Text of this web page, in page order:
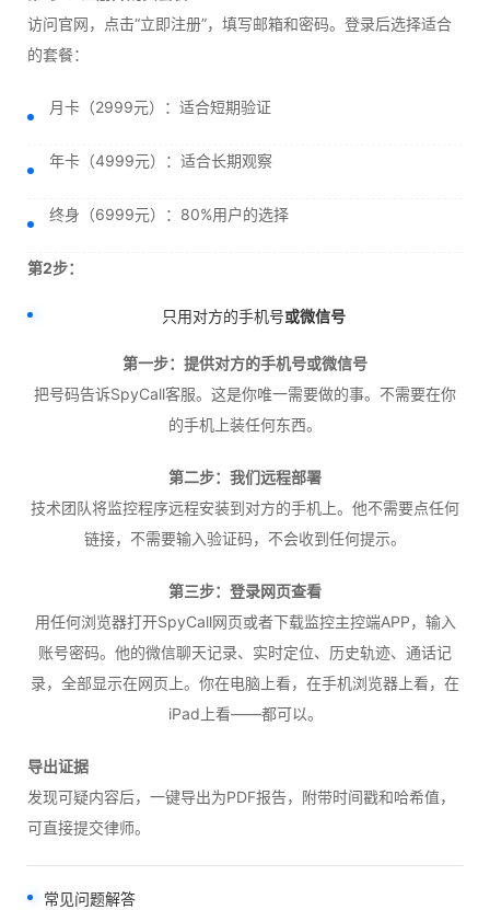
访问官网，点击“立即注册”，填写邮箱和密码。登录后选择适合
的套餐：
月卡（2999元）：适合短期验证
年卡（4999元）：适合长期观察
终身（6999元）：80%用户的选择
第2步：
只用对方的手机号或微信号
第一步：提供对方的手机号或微信号
把号码告诉SpyCall客服。这是你唯一需要做的事。不需要在你
的手机上装任何东西。
第二步：我们远程部署
技术团队将监控程序远程安装到对方的手机上。他不需要点任何
链接，不需要输入验证码，不会收到任何提示。
第三步：登录网页查看
用任何浏览器打开SpyCall网页或者下载监控主控端APP，输入
账号密码。他的微信聊天记录、实时定位、历史轨迹、通话记
录，全部显示在网页上。你在电脑上看，在手机浏览器上看，在
iPad上看——都可以。
导出证据
发现可疑内容后，一键导出为PDF报告，附带时间戳和哈希值，
可直接提交律师。
常见问题解答